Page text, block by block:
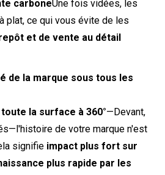
carboneUne fois vidées, les
plat, ce qui vous évite de les
et de vente au détail
de la marque sous tous les
la surface à 360°—Devant,
de votre marque n'est
signifie impact plus fort sur
plus rapide par les